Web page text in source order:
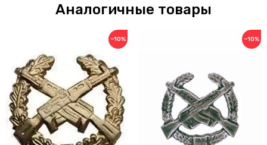
Аналогичные товары
−10% −10%